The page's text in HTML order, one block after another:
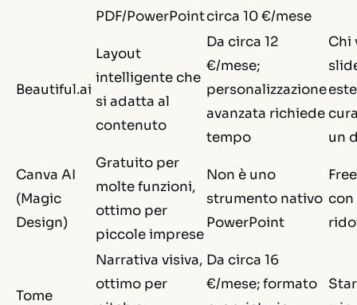
PDF/PowerPointcirca 10 €/mese
Beautiful.ai
Layout
intelligente che
si adatta al
contenuto
Da circa 12
€/mese;
personalizzazione
avanzata richiede
tempo
Chi
un
Canva AI
(Magic
Design)
Gratuito per
molte funzioni,
ottimo per
piccole imprese
Non è uno
strumento nativo
PowerPoint
Tome
Narrativa visiva,
ottimo per
Da circa 16
€/mese; formato